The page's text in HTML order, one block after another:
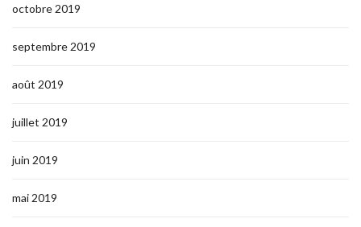
octobre 2019
septembre 2019
août 2019
juillet 2019
juin 2019
mai 2019